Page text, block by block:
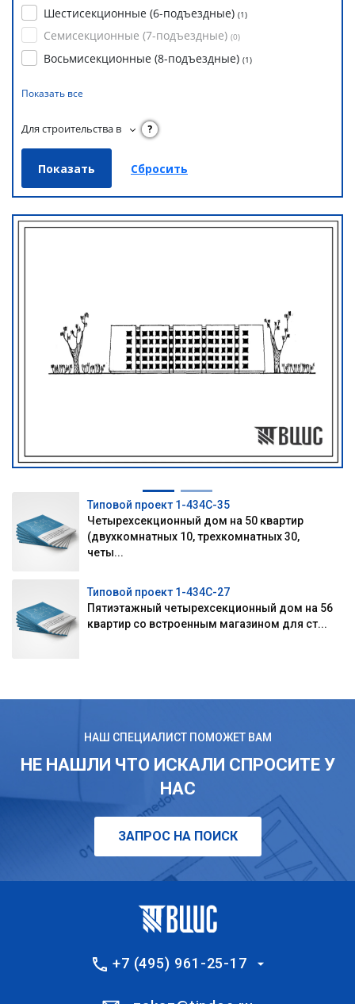
Шестисекционные (6-подъездные) (1)
Семисекционные (7-подъездные) (0)
Восьмисекционные (8-подъездные) (1)
Показать все
Для строительства в ?
Типовой проект 1-434С-35
Четырехсекционный дом на 50 квартир
(двухкомнатных 10, трехкомнатных 30,
четы...
Типовой проект 1-434С-27
Пятиэтажный четырехсекционный дом на 56
квартир со встроенным магазином для ст...
НАШ СПЕЦИАЛИСТ ПОМОЖЕТ ВАМ
НЕ НАШЛИ ЧТО ИСКАЛИ СПРОСИТЕ У
НАС
ЗАПРОС НА ПОИСК
+7 (495) 961-25-17